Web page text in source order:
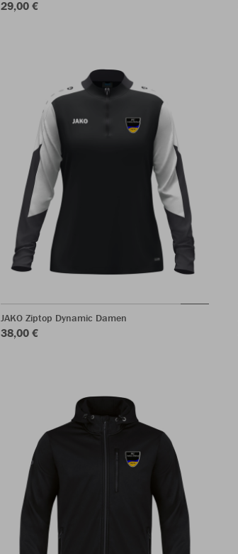
29,00 €
JAKO Ziptop Dynamic Damen
38,00 €